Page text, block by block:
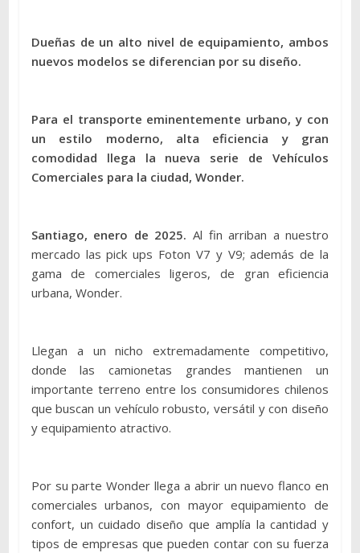
Dueñas de un alto nivel de equipamiento, ambos
nuevos modelos se diferencian por su diseño.
Para el transporte eminentemente urbano, y con
un estilo moderno, alta eficiencia y gran
comodidad llega la nueva serie de Vehículos
Comerciales para la ciudad, Wonder.
Santiago, enero de 2025. Al fin arriban a nuestro
mercado las pick ups Foton V7 y V9; además de la
gama de comerciales ligeros, de gran eficiencia
urbana, Wonder.
Llegan a un nicho extremadamente competitivo,
donde las camionetas grandes mantienen un
importante terreno entre los consumidores chilenos
que buscan un vehículo robusto, versátil y con diseño
y equipamiento atractivo.
Por su parte Wonder llega a abrir un nuevo flanco en
comerciales urbanos, con mayor equipamiento de
confort, un cuidado diseño que amplía la cantidad y
tipos de empresas que pueden contar con su fuerza